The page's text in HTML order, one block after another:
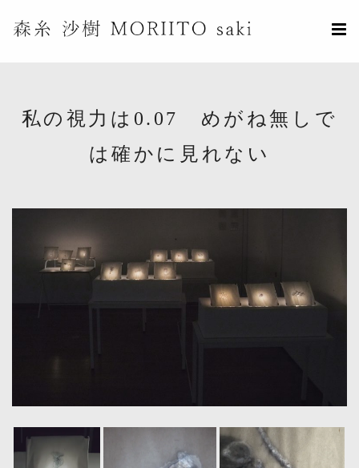
私の視力は0.07 めがね無しで
は確かに見れない